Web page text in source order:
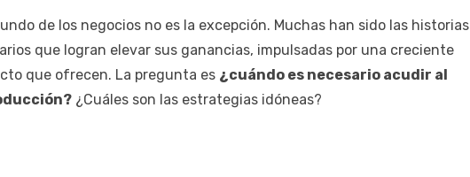
de los negocios no es la excepción. Muchas han sido las historias
que logran elevar sus ganancias, impulsadas por una creciente
que ofrecen. La pregunta es ¿cuándo es necesario acudir al
¿Cuáles son las estrategias idóneas?